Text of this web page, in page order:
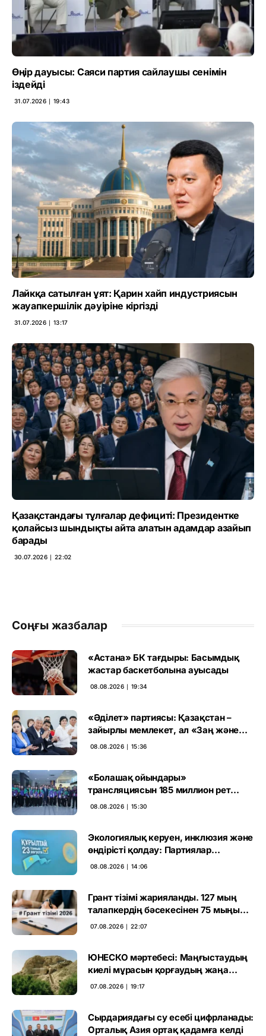
Өңір дауысы: Саяси партия сайлаушы сенімін
іздейді
31.07.2026 ∣ 19:43
Лайкқа сатылған ұят: Қарин хайп индустриясын
жауапкершілік дәуіріне кіргізді
31.07.2026 ∣ 13:17
Қазақстандағы тұлғалар дефициті: Президентке
қолайсыз шындықты айта алатын адамдар азайып
барады
30.07.2026 ∣ 22:02
Соңғы жазбалар
«Астана» БК тағдыры: Басымдық
жастар баскетболына ауысады
08.08.2026 ∣ 19:34
«Әділет» партиясы: Қазақстан –
зайырлы мемлекет, ал «Заң және
тәртіп» қағидаты баршаға міндетті
08.08.2026 ∣ 15:36
«Болашақ ойындары»
трансляциясын 185 миллион рет
көрген
08.08.2026 ∣ 15:30
Экологиялық керуен, инклюзия және
өндірісті қолдау: Партиялар
өңірлерде қандай мәселе көтерді
08.08.2026 ∣ 14:06
Грант тізімі жарияланды. 127 мың
талапкердің бәсекесінен 75 мыңы
өтті
07.08.2026 ∣ 22:07
ЮНЕСКО мәртебесі: Маңғыстаудың
киелі мұрасын қорғаудың жаңа
кезеңі басталды
07.08.2026 ∣ 19:17
Сырдариядағы су есебі цифрланады:
Орталық Азия ортақ қадамға келді